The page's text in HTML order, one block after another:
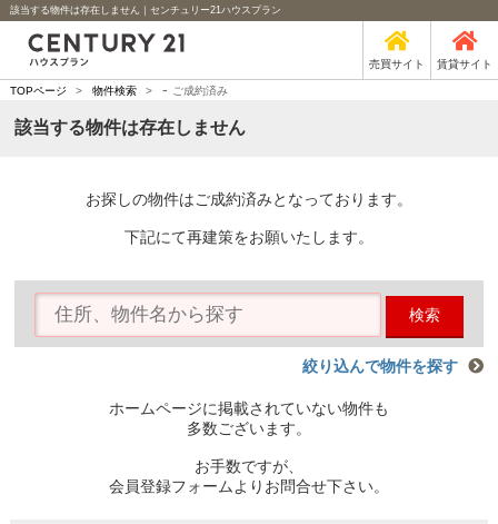
該当する物件は存在しません｜センチュリー21ハウスプラン
売買サイト 賃貸サイト
TOPページ > 物件検索 > - ご成約済み
該当する物件は存在しません
お探しの物件はご成約済みとなっております。
下記にて再建策をお願いたします。
検索
絞り込んで物件を探す
ホームページに掲載されていない物件も
多数ございます。
お手数ですが、
会員登録フォームよりお問合せ下さい。